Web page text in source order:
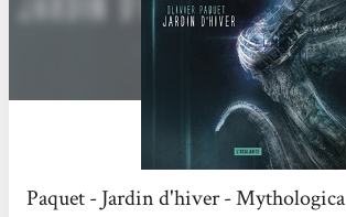
Paquet - Jardin d'hiver - Mythologica